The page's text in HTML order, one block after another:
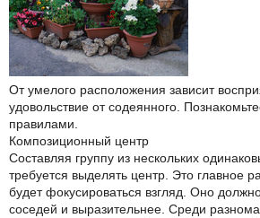
От умелого расположения зависит
удовольствие от содеянного.
правилами.
Композиционный центр
Составляя группу из нескольких
требуется выделять центр. Это главное
будет фокусироваться взгляд. Оно
соседей и выразительнее. Среди